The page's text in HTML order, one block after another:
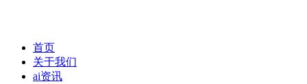
首页
关于我们
ai资讯